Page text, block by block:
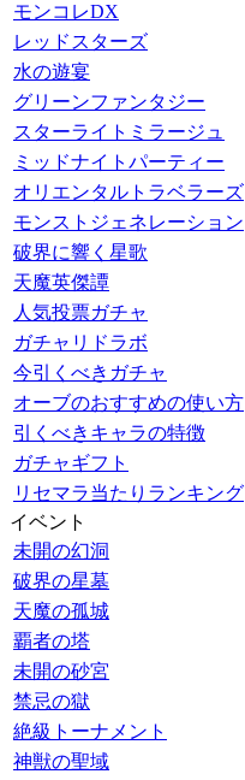
モンコレDX
レッドスターズ
水の遊宴
グリーンファンタジー
スターライトミラージュ
ミッドナイトパーティー
オリエンタルトラベラーズ
モンストジェネレーション
破界に響く星歌
天魔英傑譚
人気投票ガチャ
ガチャリドラボ
今引くべきガチャ
オーブのおすすめの使い方
引くべきキャラの特徴
ガチャギフト
リセマラ当たりランキング
イベント
未開の幻洞
破界の星墓
天魔の孤城
覇者の塔
未開の砂宮
禁忌の獄
絶級トーナメント
神獣の聖域